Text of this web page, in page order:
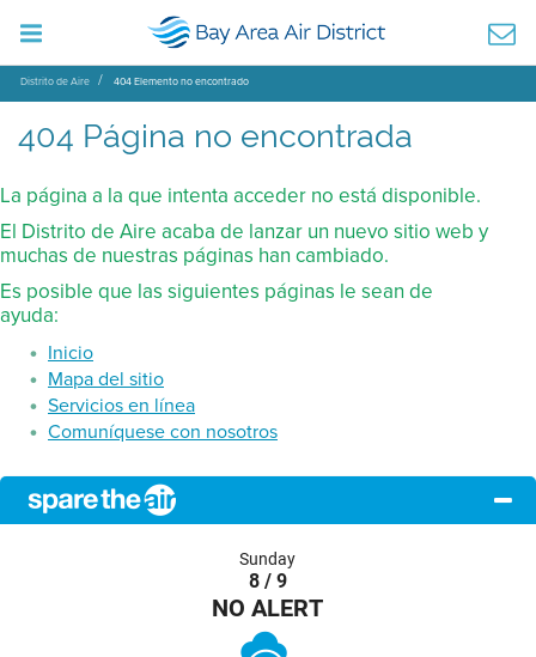
Distrito de Aire 404 Elemento no encontrado
404 Página no encontrada
La página a la que intenta acceder no está disponible.
El Distrito de Aire acaba de lanzar un nuevo sitio web y
muchas de nuestras páginas han cambiado.
Es posible que las siguientes páginas le sean de
ayuda:
Inicio
Mapa del sitio
Servicios en línea
Comuníquese con nosotros
Sunday
8 / 9
NO ALERT